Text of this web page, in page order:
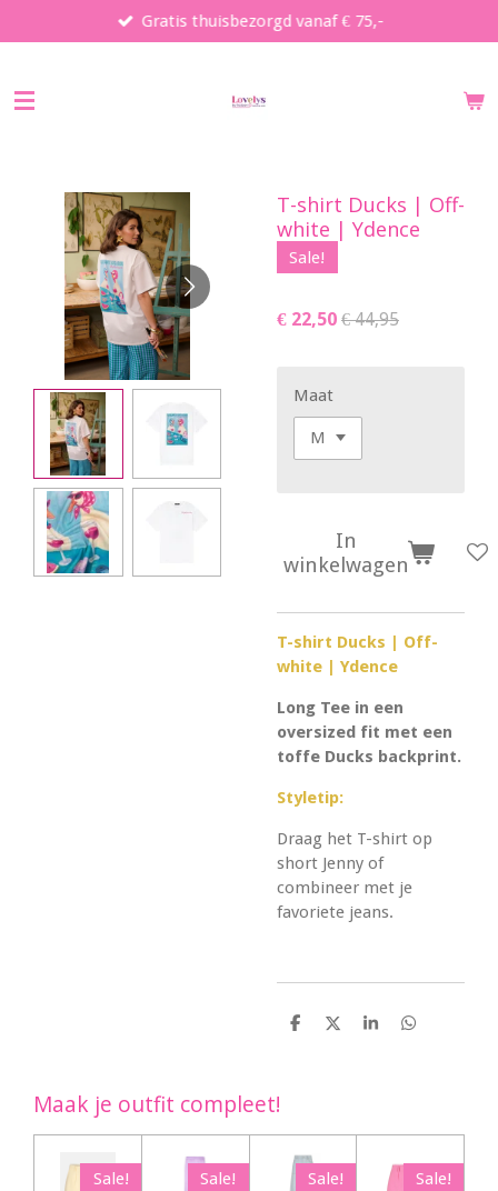
direct
de
Gratis thuisbezorgd vanaf € 75,-
T-shirt Ducks | Off-
white | Ydence
Sale!
€ 22,50 € 44,95
Maat
In
winkelwagen
T-shirt Ducks | Off-
white | Ydence
Long Tee in een
oversized fit met een
toffe Ducks backprint.
Styletip:
Draag het T-shirt op
short Jenny of
combineer met je
favoriete jeans.
D
D
S
D
Maak je outfit compleet!
Sale! Sale! Sale! Sale!